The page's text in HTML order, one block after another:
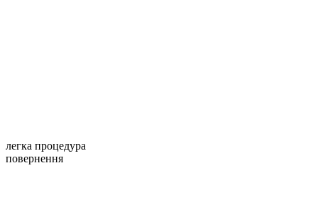
легка процедура
повернення